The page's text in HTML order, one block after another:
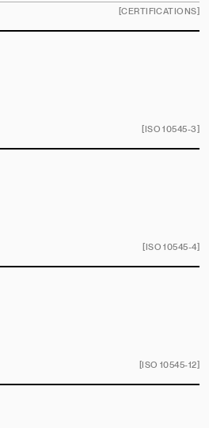
[CERTIFICATIONS]
[ISO 10545-3]
[ISO 10545-4]
[ISO 10545-12]